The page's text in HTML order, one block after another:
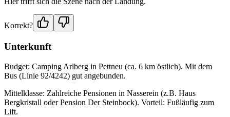
Korrekt?
Unterkunft
Budget: Camping Arlberg in Pettneu (ca. 6 km östlich). Mit dem
Bus (Linie 92/4242) gut angebunden.
Mittelklasse: Zahlreiche Pensionen in Nasserein (z.B. Haus
Bergkristall oder Pension Der Steinbock). Vorteil: Fußläufig zum
Lift.